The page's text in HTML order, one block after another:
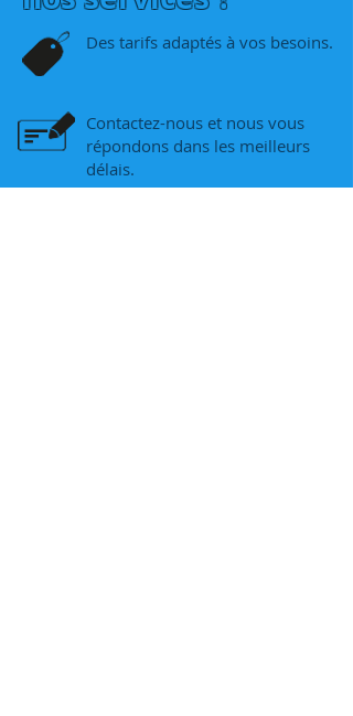
Des tarifs adaptés à vos besoins.
Contactez-nous et nous vous
répondons dans les meilleurs
délais.